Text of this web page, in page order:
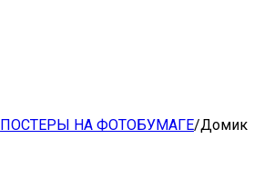
ПОСТЕРЫ НА ФОТОБУМАГЕ/Домик